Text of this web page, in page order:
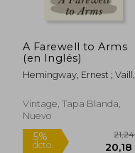
A Farewell to Arms
(en Inglés)
Hemingway, Ernest ; Vaill,
Vintage, Tapa Blanda,
Nuevo